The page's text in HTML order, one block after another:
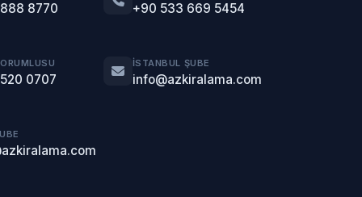
8770 +90 533 669 5454
0707
İSTANBUL ŞUBE
info@azkiralama.com